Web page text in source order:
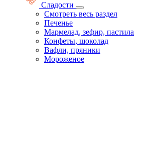
Сладости
Смотреть весь раздел
Печенье
Мармелад, зефир, пастила
Конфеты, шоколад
Вафли, пряники
Мороженое